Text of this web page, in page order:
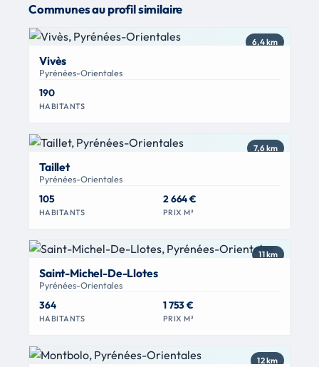
Communes au profil similaire
6,4 km
Vivès
Pyrénées-Orientales
190
HABITANTS
7,6 km
Taillet
Pyrénées-Orientales
105
HABITANTS
2 664 €
PRIX M²
11 km
Saint-Michel-De-Llotes
Pyrénées-Orientales
364
HABITANTS
1 753 €
PRIX M²
12 km